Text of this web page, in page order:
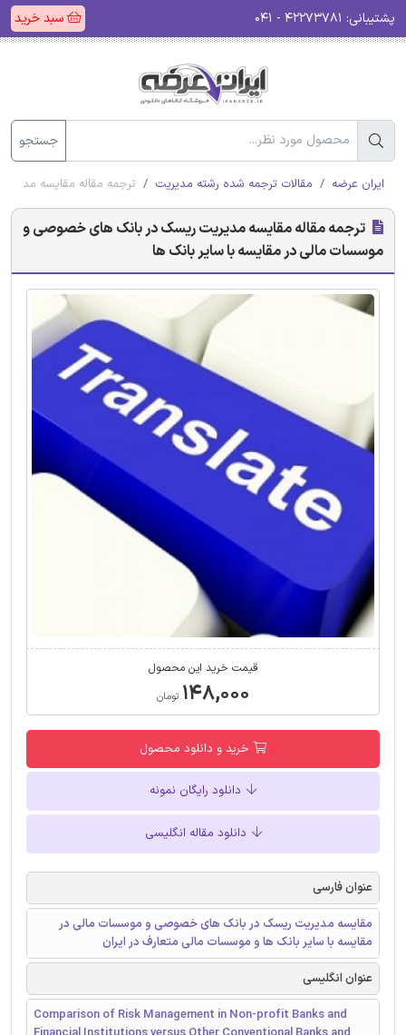
پشتیبانی: سبد خرید
جستجو
ایران عرضه مقالات ترجمه شده رشته مدیریت ترجمه مقاله مقایسه
ترجمه مقاله مقایسه مدیریت ریسک در بانک های خصوصی و
موسسات مالی در مقایسه با سایر بانک ها
قیمت خرید این محصول
۱۴۸,۰۰۰ تومان
خرید و دانلود محصول
دانلود رایگان نمونه
دانلود مقاله انگلیسی
عنوان فارسی
مقایسه مدیریت ریسک در بانک های خصوصی و موسسات مالی در
مقایسه با سایر بانک ها و موسسات مالی متعارف در ایران
عنوان انگلیسی
Comparison of Risk Management in Non-profit Banks and